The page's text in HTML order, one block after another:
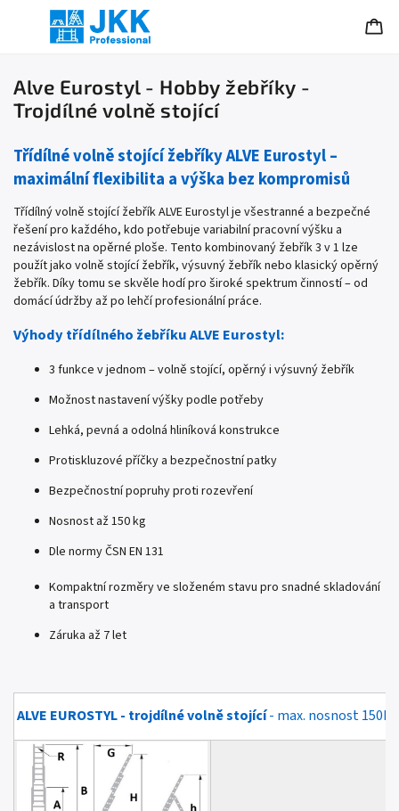
Alve Eurostyl - Hobby žebříky -
Trojdílné volně stojící
Třídílné volně stojící žebříky ALVE Eurostyl –
maximální flexibilita a výška bez kompromisů
Třídílný volně stojící žebřík ALVE Eurostyl je všestranné a bezpečné
řešení pro každého, kdo potřebuje variabilní pracovní výšku a
nezávislost na opěrné ploše. Tento kombinovaný žebřík 3 v 1 lze
použít jako volně stojící žebřík, výsuvný žebřík nebo klasický opěrný
žebřík. Díky tomu se skvěle hodí pro široké spektrum činností – od
domácí údržby až po lehčí profesionální práce.
Výhody třídílného žebříku ALVE Eurostyl:
3 funkce v jednom – volně stojící, opěrný i výsuvný žebřík
Možnost nastavení výšky podle potřeby
Lehká, pevná a odolná hliníková konstrukce
Protiskluzové příčky a bezpečnostní patky
Bezpečnostní popruhy proti rozevření
Nosnost až 150 kg
Dle normy ČSN EN 131
Kompaktní rozměry ve složeném stavu pro snadné skladování
a transport
Záruka až 7 let
ALVE EUROSTYL - trojdílné volně stojící- max. nosnost